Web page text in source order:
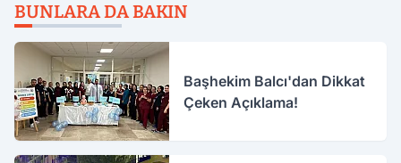
BUNLARA DA BAKIN
Başhekim Balcı'dan Dikkat
Çeken Açıklama!